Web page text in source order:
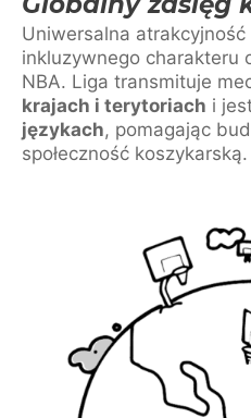
Uniwersalna
inkluzywnego charakteru
NBA. Liga transmituje
krajach i terytoriach i
językach, pomagając
społeczność koszykarską.